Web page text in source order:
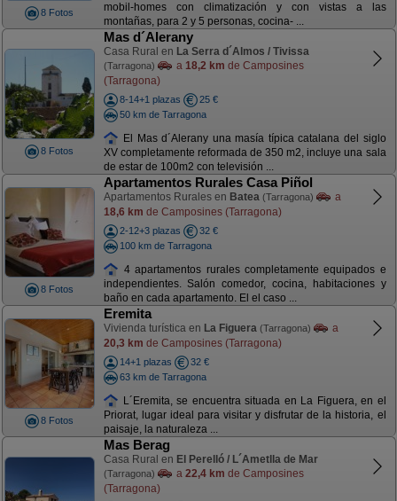
8 Fotos
mobil-homes con climatización y con vistas a las
montañas, para 2 y 5 personas, cocina- ...
8 Fotos
Mas d´Alerany
Casa Rural en La Serra d´Almos / Tivissa
(Tarragona) a 18,2 km de Camposines
(Tarragona)
8-14+1 plazas
25 €
50 km de Tarragona
El Mas d´Alerany una masía típica catalana del siglo
XV completamente reformada de 350 m2, incluye una sala
de estar de 100m2 con televisión ...
8 Fotos
Apartamentos Rurales Casa Piñol
Apartamentos Rurales en Batea (Tarragona)
a
18,6 km de Camposines (Tarragona)
2-12+3 plazas
32 €
100 km de Tarragona
4 apartamentos rurales completamente equipados e
independientes. Salón comedor, cocina, habitaciones y
baño en cada apartamento. El el caso ...
8 Fotos
Eremita
Vivienda turística en La Figuera (Tarragona)
a
20,3 km de Camposines (Tarragona)
14+1 plazas
32 €
63 km de Tarragona
L´Eremita, se encuentra situada en La Figuera, en el
Priorat, lugar ideal para visitar y disfrutar de la historia, el
paisaje, la naturaleza ...
Mas Berag
Casa Rural en El Perelló / L´Ametlla de Mar
(Tarragona) a 22,4 km de Camposines
(Tarragona)